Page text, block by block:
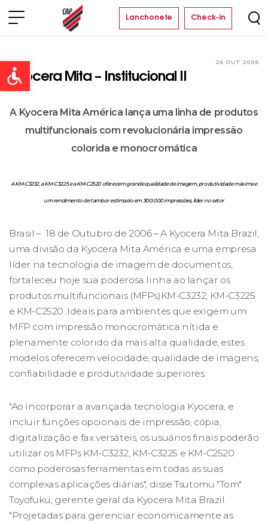
Open toolbar
Lanchonete Check-in
26 OUT 2006
Kyocera Mita – Institucional II
A Kyocera Mita América lança uma linha de produtos
multifuncionais com revolucionária impressão
colorida e monocromática
A KM-C3232, a KM-C3225 e a KM-C2520 oferecem grande qualidade de imagem, produtividade máxima e
um rendimento de tambor estimado em 300.000 impressões, líder no setor
Brasil – 18 de Outubro de 2006 – A Kyocera Mita Brazil,
uma divisão da Kyocera Mita América e uma empresa
líder na tecnologia de imagem de documentos,
fortaleceu hoje sua poderosa linha ao lançar os
produtos multifuncionais (MFPs)KM-C3232, KM-C3225
e KM-C2520. Ideais para ambientes que exigem um
MFP com impressão monocromática nítida e
plenamente colorido da mais alta qualidade, estes
modelos oferecem velocidade, qualidade de imagens,
confiabilidade e produtividade superiores.
"Ao incorporar a avançada tecnologia Kyocera, e
incluir funções opcionais de impressão, cópia,
digitalização e fax versáteis, os usuários finais poderão
utilizar os MFPs KM-C3232, KM-C3225 e KM-C2520
como poderosas ferramentas em todas as suas
complexas aplicações diárias", disse Tsutomu "Tom"
Toyofuku, gerente geral da Kyocera Mita Brazil.
"Projetadas para gerenciar economicamente as